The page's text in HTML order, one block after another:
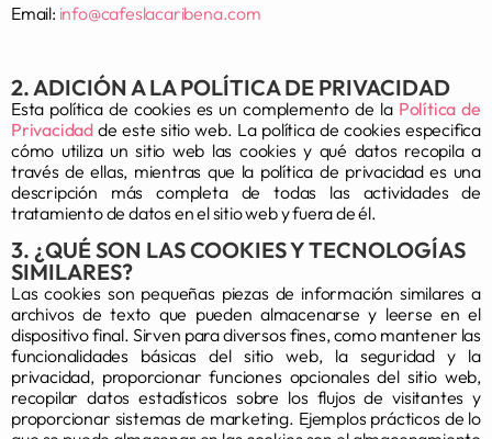
Email: info@cafeslacaribena.com
2. ADICIÓN A LA POLÍTICA DE PRIVACIDAD
Esta política de cookies es un complemento de la Política de
Privacidad de este sitio web. La política de cookies especifica
cómo utiliza un sitio web las cookies y qué datos recopila a
través de ellas, mientras que la política de privacidad es una
descripción más completa de todas las actividades de
tratamiento de datos en el sitio web y fuera de él.
3. ¿QUÉ SON LAS COOKIES Y TECNOLOGÍAS
SIMILARES?
Las cookies son pequeñas piezas de información similares a
archivos de texto que pueden almacenarse y leerse en el
dispositivo final. Sirven para diversos fines, como mantener las
funcionalidades básicas del sitio web, la seguridad y la
privacidad, proporcionar funciones opcionales del sitio web,
recopilar datos estadísticos sobre los flujos de visitantes y
proporcionar sistemas de marketing. Ejemplos prácticos de lo